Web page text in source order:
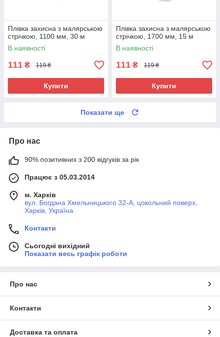
Плівка захисна з малярською
стрічкою, 1100 мм, 30 м
В наявності
111 ₴ 119 ₴
Купити
Плівка захисна з малярською
стрічкою, 1700 мм, 15 м
В наявності
111 ₴ 119 ₴
Купити
Показати ще
Про нас
90% позитивних з 200 відгуків за рік
Працює з 05.03.2014
м. Харків
вул. Богдана Хмельницького 32-А, цокольний поверх,
Харків, Україна
Контакти
Сьогодні вихідний
Показати весь графік роботи
Про нас
Контакти
Доставка та оплата